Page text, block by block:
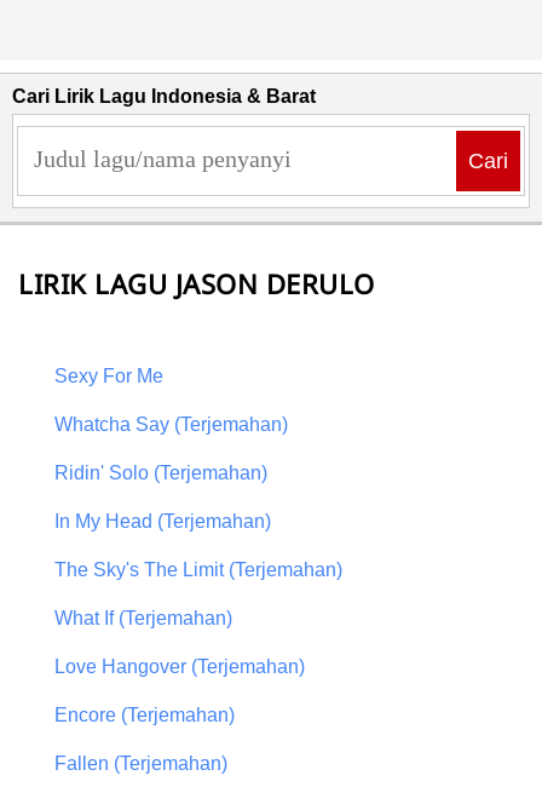
Cari Lirik Lagu Indonesia & Barat
Cari
LIRIK LAGU JASON DERULO
Sexy For Me
Whatcha Say (Terjemahan)
Ridin' Solo (Terjemahan)
In My Head (Terjemahan)
The Sky's The Limit (Terjemahan)
What If (Terjemahan)
Love Hangover (Terjemahan)
Encore (Terjemahan)
Fallen (Terjemahan)